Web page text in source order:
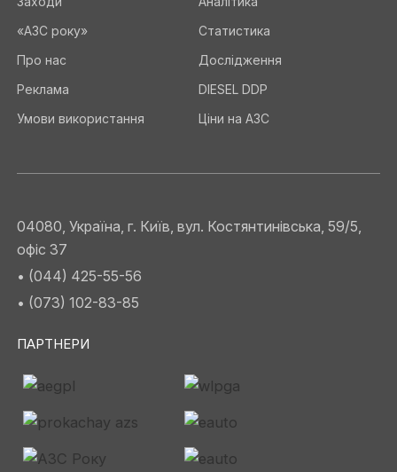
«АЗС року»
Про нас
Реклама
Умови використання
Статистика
Дослідження
DIESEL DDP
Ціни на АЗС
04080, Україна, г. Київ, вул. Костянтинівська, 59/5,
офіс 37
• (044) 425-55-56
• (073) 102-83-85
ПАРТНЕРИ